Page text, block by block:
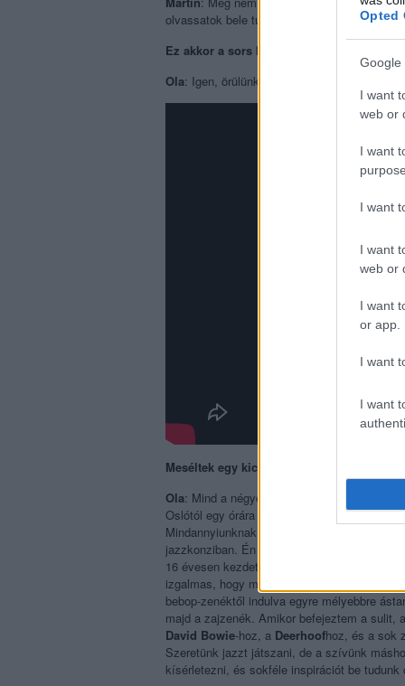
Opted
Google
I want
web or
I want
I want
I want
web or
I want
or app.
I want
I want
olvassatok bele túl sokat.
Ez akkor a sors keze volt.
Ola: Igen, örülünk, hogy a név passzol a
Meséltek egy kicsit a zenei hátteretekről?
Ola: Mind a négyen különböző helyről
Oslótól egy órára északra. Azért zenélek,
Mindannyiunknak van jazzháttere, a
jazzkonziban. Én fiatalon sok poszt-punkot,
16 évesen kezdett el érdekelni a jazz. Ha
izgalmas, hogy milyen összetett, pláne, ha
bebop-zenéktől indulva egyre mélyebbre
majd a zajzenék. Amikor befejeztem a
David Bowie-hoz, a Deerhoofhoz, és a sok
Szeretünk jazzt játszani, de a szívünk
kísérletezni, és sokféle inspirációt be